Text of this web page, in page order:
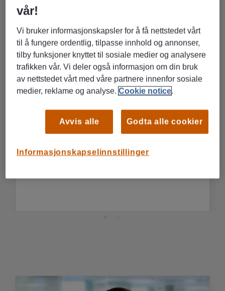
Rita Erikstad Blix
Distriktsleder
Se Ritas LinkedIn-profil >
vår!
Vi bruker informasjonskapsler for å få nettstedet vårt
til å fungere ordentlig, tilpasse innhold og annonser,
tilby funksjoner knyttet til sosiale medier og analysere
trafikken vår. Vi deler også informasjon om din bruk
av nettstedet vårt med våre partnere innenfor sosiale
medier, reklame og analyse.Cookie notice.
Informasjonskapselinnstillinger
Avvis alle Godta alle cookier